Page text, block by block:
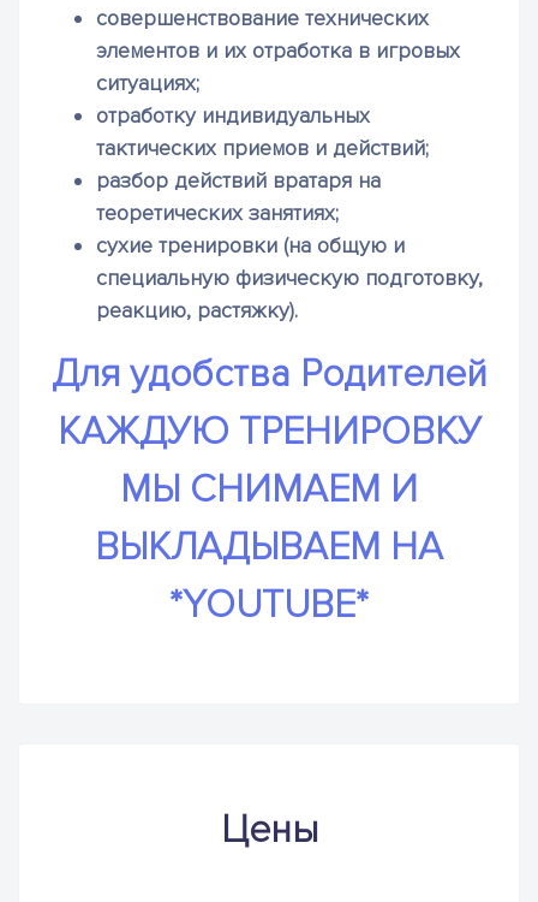
совершенствование технических
элементов и их отработка в игровых
ситуациях;
отработку индивидуальных
тактических приемов и действий;
разбор действий вратаря на
теоретических занятиях;
сухие тренировки (на общую и
специальную физическую подготовку,
реакцию, растяжку).
Для удобства Родителей
КАЖДУЮ ТРЕНИРОВКУ
МЫ СНИМАЕМ И
ВЫКЛАДЫВАЕМ НА
*YOUTUBE*
Цены